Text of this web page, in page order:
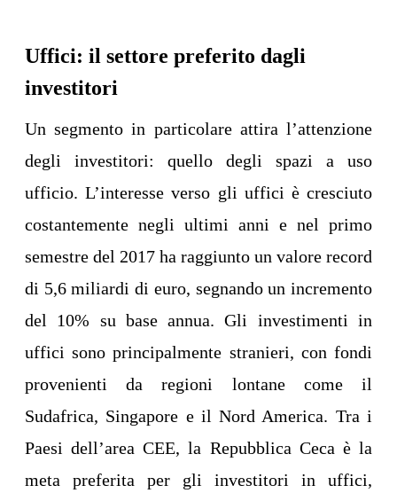
Uffici: il settore preferito dagli
investitori
Un segmento in particolare attira l’attenzione
degli investitori: quello degli spazi a uso
ufficio. L’interesse verso gli uffici è cresciuto
costantemente negli ultimi anni e nel primo
semestre del 2017 ha raggiunto un valore record
di 5,6 miliardi di euro, segnando un incremento
del 10% su base annua. Gli investimenti in
uffici sono principalmente stranieri, con fondi
provenienti da regioni lontane come il
Sudafrica, Singapore e il Nord America. Tra i
Paesi dell’area CEE, la Repubblica Ceca è la
meta preferita per gli investitori in uffici,